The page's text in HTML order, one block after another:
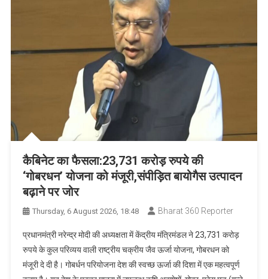
कैबिनेट का फैसला:23,731 करोड़ रुपये की
‘गोबरधन’ योजना को मंजूरी,संपीड़ित बायोगैस उत्पादन
बढ़ाने पर जोर
Thursday, 6 August 2026, 18:48 Bharat 360 Reporter
प्रधानमंत्री नरेन्‍द्र मोदी की अध्यक्षता में केंद्रीय मंत्रिमंडल ने 23,731 करोड़
रुपये के कुल परिव्यय वाली राष्ट्रीय चक्रीय जैव ऊर्जा योजना, गोबरधन को
मंजूरी दे दी है। गोबर्धन परियोजना देश की स्वच्छ ऊर्जा की दिशा में एक महत्वपूर्ण